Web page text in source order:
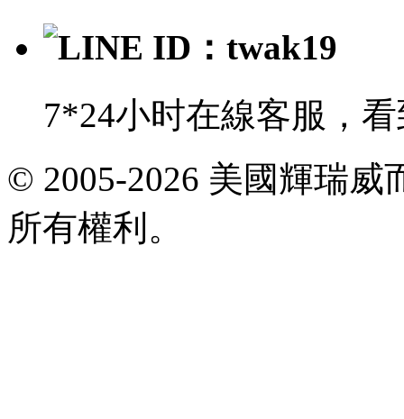
LINE ID：twak19
7*24小时在線客服，
mail:
viagrataiwan@gmail.com
共
執
© 2005-2026 美國輝瑞
所有權利。